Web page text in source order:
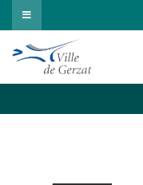
Passer
au
contenu